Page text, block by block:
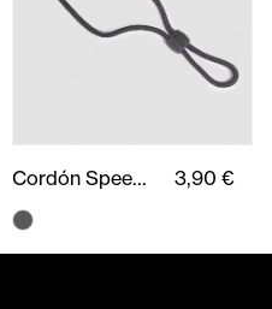
Cordón Speed Runner 3,90 €